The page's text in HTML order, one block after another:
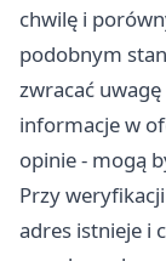
chwilę i
podobnym
zwracać
informacje w
opinie - mogą
Przy
adres istnieje i